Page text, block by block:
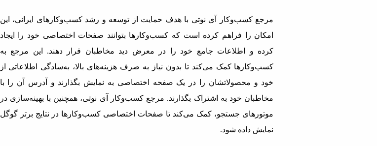
مرجع کسب‌وکار آی نوتی با هدف حمایت از توسعه و رشد کسب‌وکارهای ایرانی، این
امکان را فراهم کرده است که کسب‌وکارها بتوانند صفحات اختصاصی خود را ایجاد
کرده و اطلاعات جامع خود را در معرض دید مخاطبان قرار دهند. این مرجع به
کسب‌وکارها کمک می‌کند تا بدون نیاز به صرف هزینه‌های بالا، به‌سادگی اطلاعاتی از
خود و محصولاتشان را در یک صفحه اختصاصی به نمایش بگذارند و آدرس آن را با
مخاطبان خود به اشتراک بگذارند. مرجع کسب‌وکار آی نوتی، همچنین با بهینه‌سازی در
موتورهای جستجو، کمک می‌کند تا صفحات اختصاصی کسب‌وکارها در نتایج برتر گوگل
نمایش داده شود.